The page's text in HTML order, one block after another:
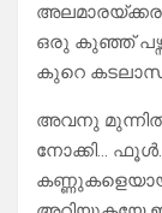
ഒരു കുഞ്ഞ്
കുറെ
അവനു മുന്നിൽ
നോക്കി…